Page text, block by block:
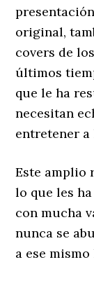
original,
covers de
últimos
que le ha
necesitan
entretener a
Este amplio
lo que les
con mucha
nunca se
a ese